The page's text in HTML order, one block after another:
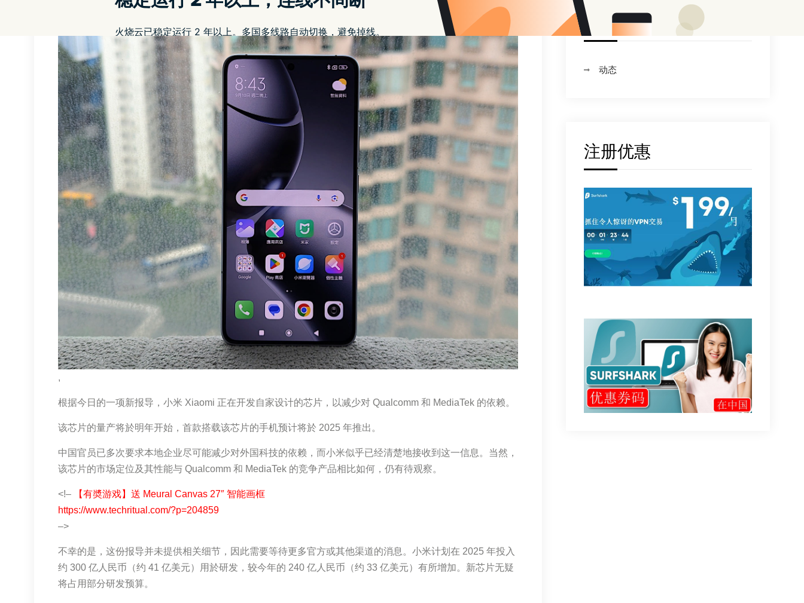
,
根据今日的一项新报导，小米 Xiaomi 正在开发自家设计的芯片，以减少对 Qualcomm 和 MediaTek 的依赖。
该芯片的量产将於明年开始，首款搭载该芯片的手机预计将於 2025 年推出。
中国官员已多次要求本地企业尽可能减少对外国科技的依赖，而小米似乎已经清楚地接收到这一信息。当然，
该芯片的市场定位及其性能与 Qualcomm 和 MediaTek 的竞争产品相比如何，仍有待观察。
<!–
【有奬游戏】送 Meural Canvas 27″ 智能画框
https://www.techritual.com/?p=204859
–>
不幸的是，这份报导并未提供相关细节，因此需要等待更多官方或其他渠道的消息。小米计划在 2025 年投入
约 300 亿人民币（约 41 亿美元）用於研发，较今年的 240 亿人民币（约 33 亿美元）有所增加。新芯片无疑
将占用部分研发预算。
Categories
动态
注册优惠